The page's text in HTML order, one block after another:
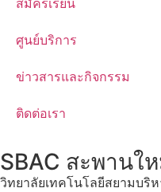
ศูนย์บริการ
ข่าวสารและกิจกรรม
ติดต่อเรา
SBAC สะพานใ
วิทยาลัยเทคโนโลยีสยามบริ